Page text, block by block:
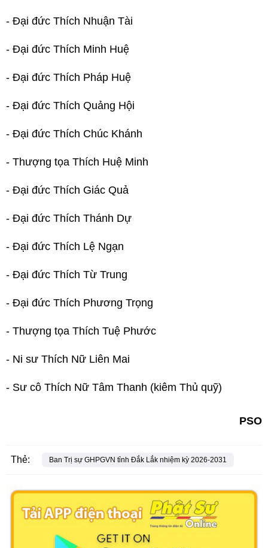
- Đại đức Thích Nhuận Tài
- Đại đức Thích Minh Huệ
- Đại đức Thích Pháp Huệ
- Đại đức Thích Quảng Hội
- Đại đức Thích Chúc Khánh
- Thượng tọa Thích Huệ Minh
- Đại đức Thích Giác Quả
- Đại đức Thích Thánh Dự
- Đại đức Thích Lệ Ngạn
- Đại đức Thích Từ Trung
- Đại đức Thích Phương Trọng
- Thượng tọa Thích Tuệ Phước
- Ni sư Thích Nữ Liên Mai
- Sư cô Thích Nữ Tâm Thanh (kiêm Thủ quỹ)
PSO
Thẻ: Ban Trị sự GHPGVN tỉnh Đắk Lắk nhiệm kỳ 2026-2031